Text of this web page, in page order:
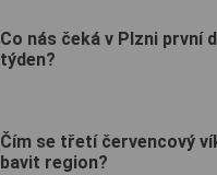
Co nás čeká v Plzni první
týden?
Čím se třetí červencový
bavit region?